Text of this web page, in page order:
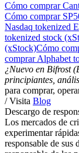
Cómo comprar
Cómo comprar
Nasdaq tokenized
tokenized stock
(xStock)Cómo
comprar Alphabet
¿Nuevo en Bifrost
principiantes,
para comprar,
/ Visita Blog
Descargo de
Los mercados de
experimentar
responsable de sus